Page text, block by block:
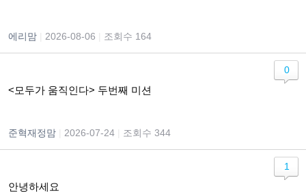
에리맘 2026-08-06 조회수 164
<모두가 움직인다> 두번째 미션
준혁재정맘 2026-07-24 조회수 344
0
안녕하세요
1